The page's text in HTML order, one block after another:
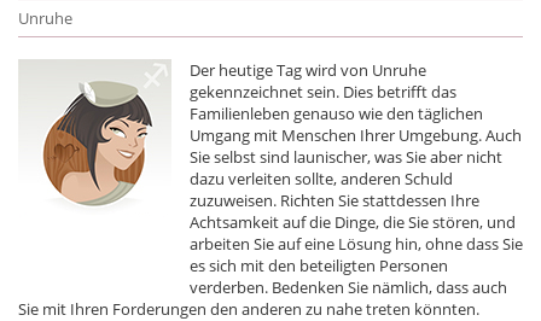
Unruhe
Der heutige Tag wird von Unruhe
gekennzeichnet sein. Dies betrifft das
Familienleben genauso wie den täglichen
Umgang mit Menschen Ihrer Umgebung. Auch
Sie selbst sind launischer, was Sie aber nicht
dazu verleiten sollte, anderen Schuld
zuzuweisen. Richten Sie stattdessen Ihre
Achtsamkeit auf die Dinge, die Sie stören, und
arbeiten Sie auf eine Lösung hin, ohne dass Sie
es sich mit den beteiligten Personen
verderben. Bedenken Sie nämlich, dass auch
Sie mit Ihren Forderungen den anderen zu nahe treten könnten.